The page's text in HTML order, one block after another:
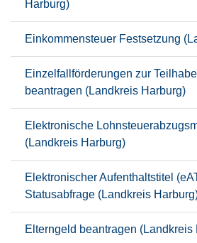
Harburg)
Einkommensteuer Festsetzung
Einzelfallförderungen zur
beantragen (Landkreis Harburg)
Elektronische
(Landkreis Harburg)
Elektronischer Aufenthaltstitel
Statusabfrage (Landkreis
Elterngeld beantragen (Landkreis